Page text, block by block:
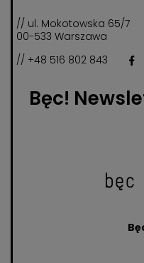
// ul. Mokotowska 65/7
00-533 Warszawa
// +48 516 802 843
Bęc!